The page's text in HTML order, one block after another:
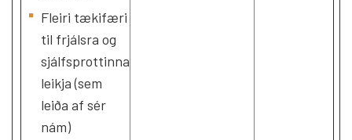
Fleiri tækifæri
til frjálsra og
sjálfsprottinna
leikja (sem
leiða af sér
nám)